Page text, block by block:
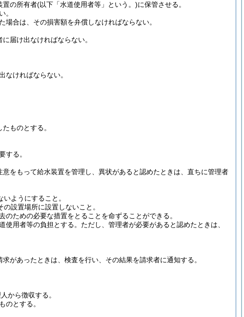
置の所有者(以下「水道使用者等」という。)に保管させる。
。
合は、その損害額を弁償しなければならない。
届け出なければならない。
なければならない。
ものとする。
する。
をもって給水装置を管理し、異状があると認めたときは、直ちに管理者
ようにすること。
設置場所に設置しないこと。
ための必要な措置をとることを命ずることができる。
用者等の負担とする。 ただし、管理者が必要があると認めたときは、
があったときは、検査を行い、その結果を請求者に通知する。
から徴収する。
のとする。